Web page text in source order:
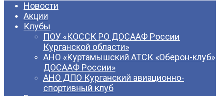
Новости
Акции
Клубы
ПОУ «КОССК РО ДОСААФ России
Курганской области»
АНО «Куртамышский АТСК «Оберон-клуб»
ДОСААФ России»
АНО ДПО Курганский авиационно-
спортивный клуб